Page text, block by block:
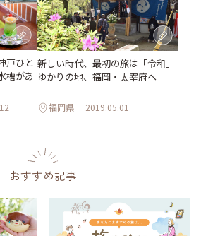
戸ひと
槽があ
新しい時代、最初の旅は「令和」
ゆかりの地、福岡・太宰府へ
福岡県 2019.05.01
おすすめ記事